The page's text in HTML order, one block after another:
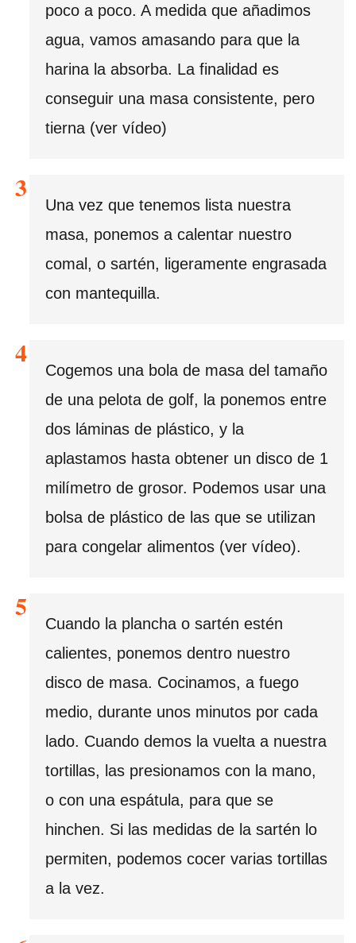
poco a poco. A medida que añadimos
agua, vamos amasando para que la
harina la absorba. La finalidad es
conseguir una masa consistente, pero
tierna (ver vídeo)
Una vez que tenemos lista nuestra
masa, ponemos a calentar nuestro
comal, o sartén, ligeramente engrasada
con mantequilla.
Cogemos una bola de masa del tamaño
de una pelota de golf, la ponemos entre
dos láminas de plástico, y la
aplastamos hasta obtener un disco de 1
milímetro de grosor. Podemos usar una
bolsa de plástico de las que se utilizan
para congelar alimentos (ver vídeo).
Cuando la plancha o sartén estén
calientes, ponemos dentro nuestro
disco de masa. Cocinamos, a fuego
medio, durante unos minutos por cada
lado. Cuando demos la vuelta a nuestra
tortillas, las presionamos con la mano,
o con una espátula, para que se
hinchen. Si las medidas de la sartén lo
permiten, podemos cocer varias tortillas
a la vez.